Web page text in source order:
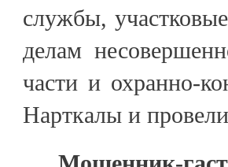
службы,
делам
части и охранно-
Нарткалы и